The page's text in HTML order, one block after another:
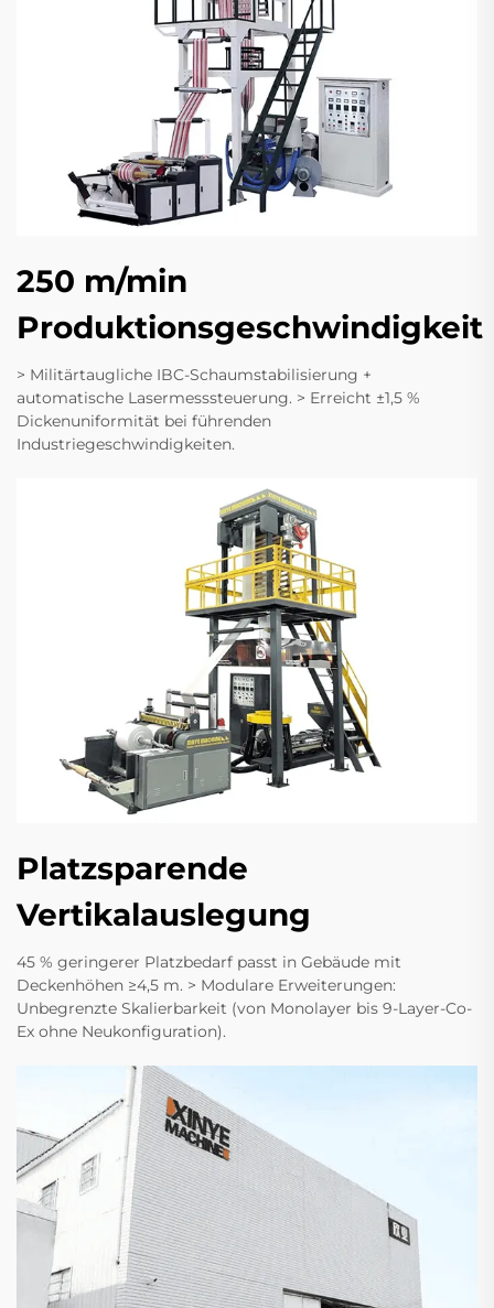
250 m/min
Produktionsgeschwindigkeit
> Militärtaugliche IBC-Schaumstabilisierung +
automatische Lasermesssteuerung. > Erreicht ±1,5 %
Dickenuniformität bei führenden
Industriegeschwindigkeiten.
Platzsparende
Vertikalauslegung
45 % geringerer Platzbedarf passt in Gebäude mit
Deckenhöhen ≥4,5 m. > Modulare Erweiterungen:
Unbegrenzte Skalierbarkeit (von Monolayer bis 9-Layer-Co-
Ex ohne Neukonfiguration).